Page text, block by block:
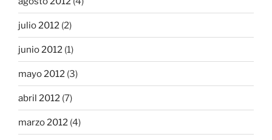
julio 2012 (2)
junio 2012 (1)
mayo 2012 (3)
abril 2012 (7)
marzo 2012 (4)